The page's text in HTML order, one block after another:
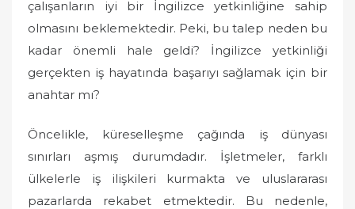
çalışanların iyi bir İngilizce yetkinliğine sahip
olmasını beklemektedir. Peki, bu talep neden bu
kadar önemli hale geldi? İngilizce yetkinliği
gerçekten iş hayatında başarıyı sağlamak için bir
anahtar mı?
Öncelikle, küreselleşme çağında iş dünyası
sınırları aşmış durumdadır. İşletmeler, farklı
ülkelerle iş ilişkileri kurmakta ve uluslararası
pazarlarda rekabet etmektedir. Bu nedenle,